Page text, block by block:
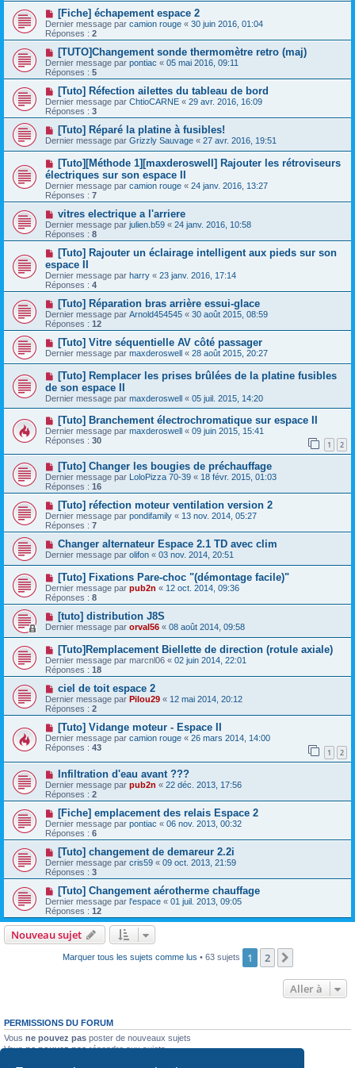
[Fiche] échapement espace 2
Dernier message par camion rouge « 30 juin 2016, 01:04
Réponses : 2
[TUTO]Changement sonde thermomètre retro (maj)
Dernier message par pontiac « 05 mai 2016, 09:11
Réponses : 5
[Tuto] Réfection ailettes du tableau de bord
Dernier message par ChtioCARNE « 29 avr. 2016, 16:09
Réponses : 3
[Tuto] Réparé la platine à fusibles!
Dernier message par Grizzly Sauvage « 27 avr. 2016, 19:51
[Tuto][Méthode 1][maxderoswell] Rajouter les rétroviseurs
électriques sur son espace II
Dernier message par camion rouge « 24 janv. 2016, 13:27
Réponses : 7
vitres electrique a l'arriere
Dernier message par julien.b59 « 24 janv. 2016, 10:58
Réponses : 8
[Tuto] Rajouter un éclairage intelligent aux pieds sur son
espace II
Dernier message par harry « 23 janv. 2016, 17:14
Réponses : 4
[Tuto] Réparation bras arrière essui-glace
Dernier message par Arnold454545 « 30 août 2015, 08:59
Réponses : 12
[Tuto] Vitre séquentielle AV côté passager
Dernier message par maxderoswell « 28 août 2015, 20:27
[Tuto] Remplacer les prises brûlées de la platine fusibles
de son espace II
Dernier message par maxderoswell « 05 juil. 2015, 14:20
[Tuto] Branchement électrochromatique sur espace II
Dernier message par maxderoswell « 09 juin 2015, 15:41
Réponses : 30 1 2
[Tuto] Changer les bougies de préchauffage
Dernier message par LoloPizza 70-39 « 18 févr. 2015, 01:03
Réponses : 16
[Tuto] réfection moteur ventilation version 2
Dernier message par pondifamily « 13 nov. 2014, 05:27
Réponses : 7
Changer alternateur Espace 2.1 TD avec clim
Dernier message par olifon « 03 nov. 2014, 20:51
[Tuto] Fixations Pare-choc "(démontage facile)"
Dernier message par pub2n « 12 oct. 2014, 09:36
Réponses : 8
[tuto] distribution J8S
Dernier message par orval56 « 08 août 2014, 09:58
[Tuto]Remplacement Biellette de direction (rotule axiale)
Dernier message par marcnl06 « 02 juin 2014, 22:01
Réponses : 18
ciel de toit espace 2
Dernier message par Pilou29 « 12 mai 2014, 20:12
Réponses : 2
[Tuto] Vidange moteur - Espace II
Dernier message par camion rouge « 26 mars 2014, 14:00
Réponses : 43 1 2
Infiltration d'eau avant ???
Dernier message par pub2n « 22 déc. 2013, 17:56
Réponses : 2
[Fiche] emplacement des relais Espace 2
Dernier message par pontiac « 06 nov. 2013, 00:32
Réponses : 6
[Tuto] changement de demareur 2.2i
Dernier message par cris59 « 09 oct. 2013, 21:59
Réponses : 3
[Tuto] Changement aérotherme chauffage
Dernier message par l'espace « 01 juil. 2013, 09:05
Réponses : 12
Nouveau sujet
Marquer tous les sujets comme lus • 63 sujets 1 2
Aller à
PERMISSIONS DU FORUM
Vous ne pouvez pas poster de nouveaux sujets
Vousne pouvez pasrépondre aux sujets